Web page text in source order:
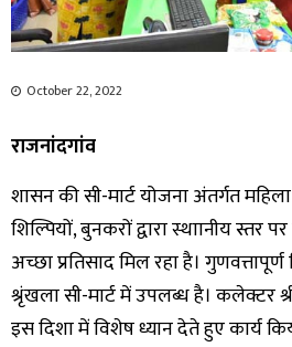
October 22, 2022
राजनांदगांव
शासन की सी-मार्ट योजना अंतर्गत
शिल्पियों, बुनकरों द्वारा स्थाानीय स्तर
अच्छा प्रतिसाद मिल रहा है।
श्रृंखला सी-मार्ट में उपलब्ध है। कलेक्टर
इस दिशा में विशेष ध्यान देते हुए कार्य